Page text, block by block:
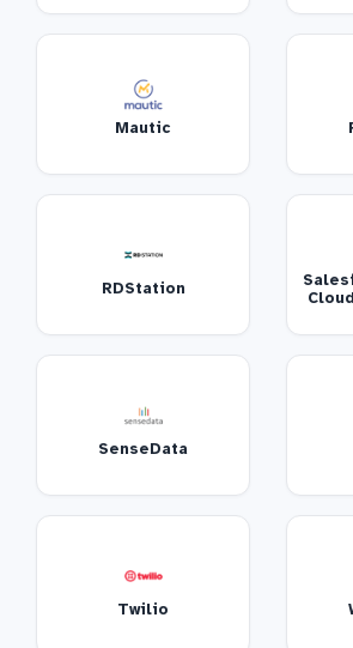
Mautic
RDStation
SenseData
Twilio